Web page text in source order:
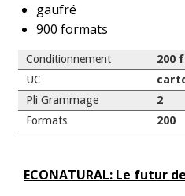
gaufré
900 formats
Conditionnement
200
UC
Pli Grammage
2
Formats
200
ECONATURAL: Le futur